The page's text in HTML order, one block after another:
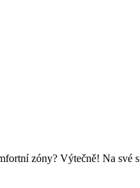
zóny? Výtečně! Na své